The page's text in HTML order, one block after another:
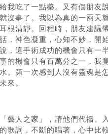
我吃了一點藥。又有個朋友
沒事了。我以為真的一兩天
根清靜。回程時，朋友建議
，神色凝重，心知不妙，開
，這手術成功的機會只有一
的機會只有百萬分之一，我
。第一次感到人沒有靈魂是
來。
藝人之家」，請他們代禱。
歌詞，不斷的唱著，心中比